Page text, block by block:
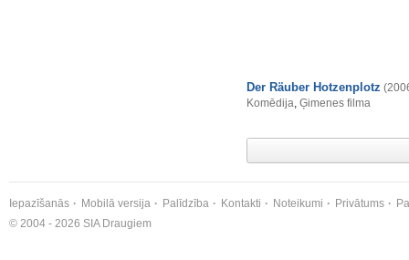
Der Räuber Hotzenplotz
Komēdija, Ģimenes filma
Iepazīšanās Mobilā versija Palīdzība Kontakti Noteikumi Privātums
© 2004 - 2026 SIA Draugiem